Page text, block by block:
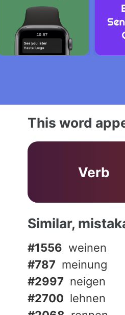
This word
Verb
Similar,
#1556 weinen
#787 meinung
#2997 neigen
#2700 lehnen